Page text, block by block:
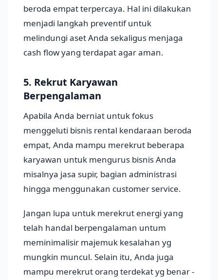
beroda empat terpercaya. Hal ini dilakukan
menjadi langkah preventif untuk
melindungi aset Anda sekaligus menjaga
cash flow yang terdapat agar aman.
5. Rekrut Karyawan
Berpengalaman
Apabila Anda berniat untuk fokus
menggeluti bisnis rental kendaraan beroda
empat, Anda mampu merekrut beberapa
karyawan untuk mengurus bisnis Anda
misalnya jasa supir, bagian administrasi
hingga menggunakan customer service.
Jangan lupa untuk merekrut energi yang
telah handal berpengalaman untum
meminimalisir majemuk kesalahan yg
mungkin muncul. Selain itu, Anda juga
mampu merekrut orang terdekat yg benar -